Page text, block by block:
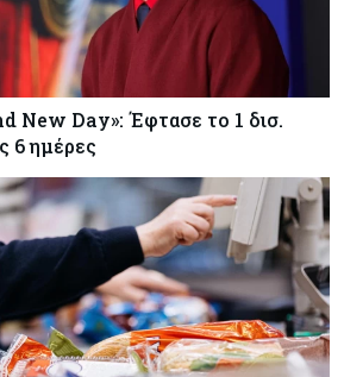
New Day»: Έφτασε το 1 δισ.
6 ημέρες